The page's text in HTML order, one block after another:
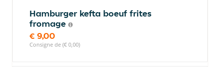
Hamburger kefta boeuf frites
fromage
€ 9,00
Consigne de (€ 0,00)